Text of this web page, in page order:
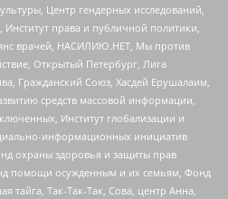
Центр гендерных исследований,
права и публичной политики,
врачей, НАСИЛИЮ.НЕТ, Мы против
Открытый Петербург, Лига
Гражданский Союз, Хасдей Ерушалаим,
средств массовой информации,
Институт глобализации и
информационных инициатив
охраны здоровья и защиты прав
помощи осужденным и их семьям, Фонд
тайга, Так-Так-Так, Сова, центр Анна,